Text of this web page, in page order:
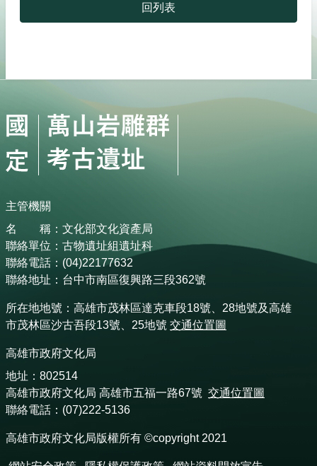
回列表
主管機關
名 稱：文化部文化資產局
聯絡單位：古物遺址組遺址科
聯絡電話：(04)22177632
聯絡地址：台中市南區復興路三段362號
所在地地號：高雄市茂林區達克車段18號、28地號及高雄
市茂林區沙古吾段13號、25地號 交通位置圖
高雄市政府文化局
地址：802514
高雄市政府文化局 高雄市五福一路67號 交通位置圖
聯絡電話：(07)222-5136
高雄市政府文化局版權所有 ©copyright 2021